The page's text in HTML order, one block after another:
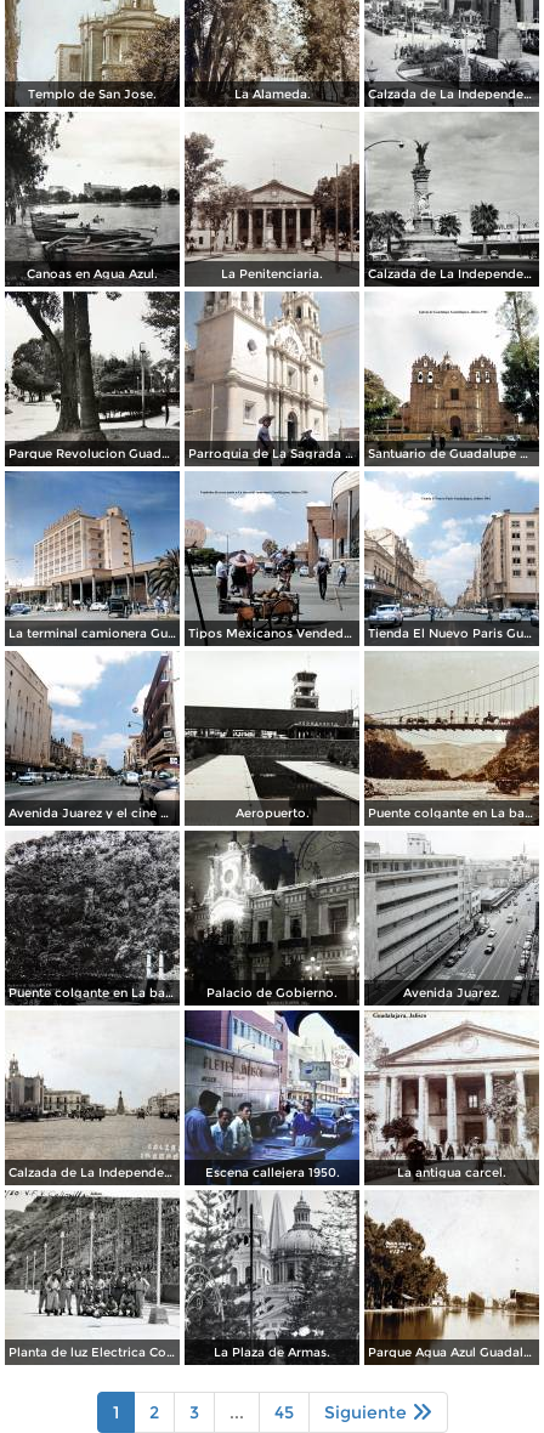
Templo de San Jose. La Alameda. Calzada de La Independencia y Mto. a Juarez Guadalajara, Jalisco. ( Circulada el 5 de Septiembre de 1929 ).
Canoas en Agua Azul. La Penitenciaria. Calzada de La Independencia Guadalajara, Jalisco.
Parque Revolucion Guadalajara, Jalisco. Parroquia de La Sagrada familia Guadalajara, Jalisco 1961. Santuario de Guadalupe Guadalajara, Jalisco 1961.
La terminal camionera Guadalajara, Jalisco 1961 Tipos Mexicanos Vendedor de cocos junto a La terminal camionera Guadalajara, Jalisco 1961 Tienda El Nuevo Paris Guadalajara, Jalisco 1961
Avenida Juarez y el cine Variedades Guadalajara, Jalisco 1961 Aeropuerto. Puente colgante en La barranca de Oblatos.
Puente colgante en La barranca de Oblatos. Palacio de Gobierno. Avenida Juarez.
Calzada de La Independencia Guadalajara, Jalisco. ( Circulada el 10 de Febrero de 1931 ). Escena callejera 1950. La antigua carcel.
Planta de luz Electrica Colimilla. ( Fechada el 1 de Octubre de 1950 ). La Plaza de Armas. Parque Agua Azul Guadalajara, Jalisco.
1 2 3 ... 45 Siguiente